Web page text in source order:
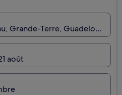
Grande-Terre, Guadeloupe
août